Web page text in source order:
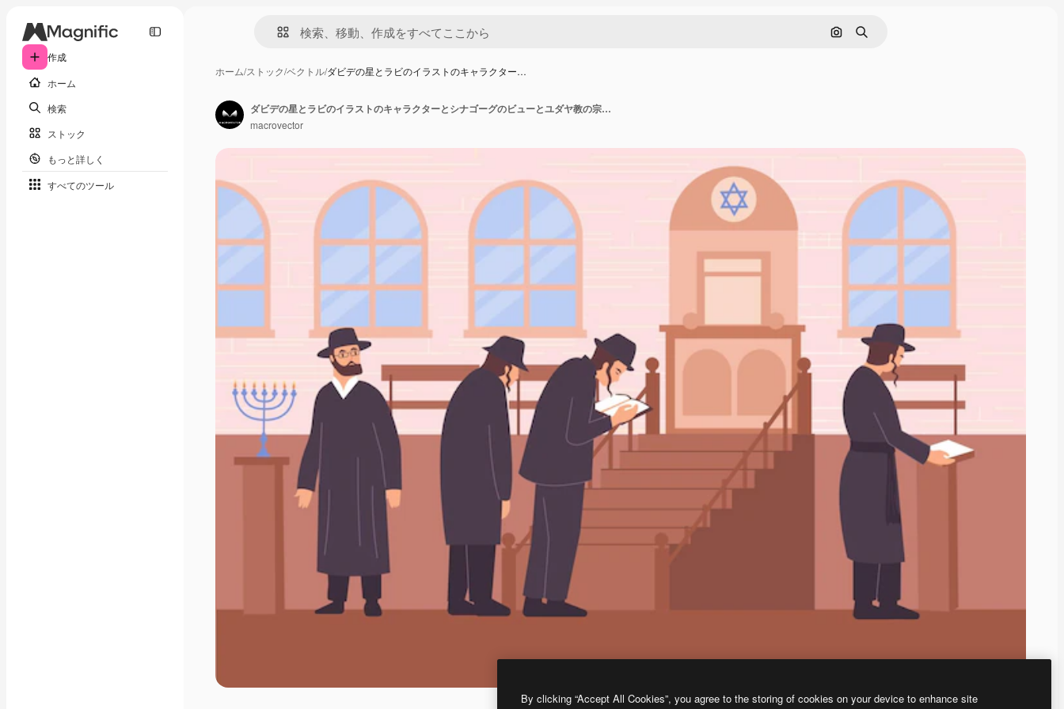
作成
ホーム
検索
ストック
もっと詳しく
すべてのツール
画像で検索
検索
ホーム/ストック/ベクトル/ダビデの星とラビのイラストのキャラクター…
ダビデの星とラビのイラストのキャラクターとシナゴーグのビューとユダヤ教の宗教フラット構成
macrovector
By clicking “Accept All Cookies”, you agree to the storing of cookies on your device to enhance site